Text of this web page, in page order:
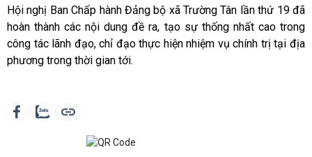
Hội nghị Ban Chấp hành Đảng bộ xã Trường Tân lần thứ 19 đã
hoàn thành các nội dung đề ra, tạo sự thống nhất cao trong
công tác lãnh đạo, chỉ đạo thực hiện nhiệm vụ chính trị tại địa
phương trong thời gian tới.